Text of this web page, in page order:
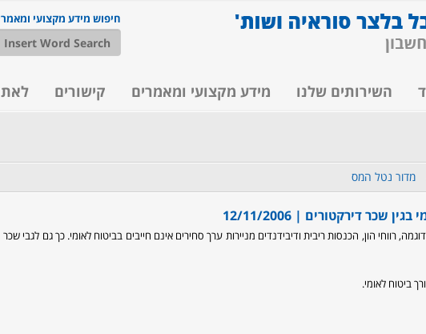
חיפוש מידע מקצועי
השירותים שלנו מידע מקצועי ומאמרים קישורים
מדור נטל המס
12/11/2006
רווחי הון, הכנסות ריבית ודיבידנדים מניירות ערך סחירים אינם חייבים בביטוח לאומי. כך גם לגבי שכר
ביטוח לאומי.